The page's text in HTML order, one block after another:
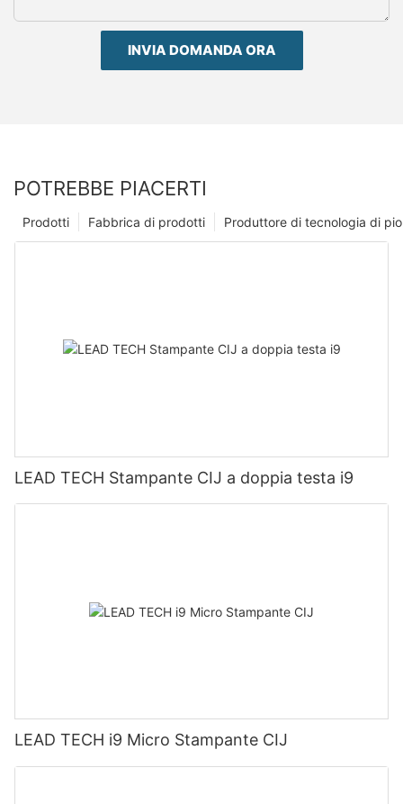
INVIA DOMANDA ORA
POTREBBE PIACERTI
Produttore di tecnologia di
Fabbrica di prodotti
Prodotti
LEAD TECH Stampante CIJ a doppia testa i9
LEAD TECH i9 Micro Stampante CIJ